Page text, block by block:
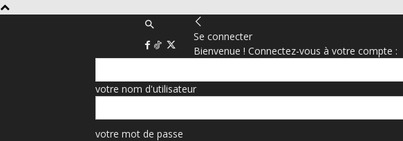
Se connecter
Bienvenue ! Connectez-vous à votre compte :
votre nom d'utilisateur
votre mot de passe